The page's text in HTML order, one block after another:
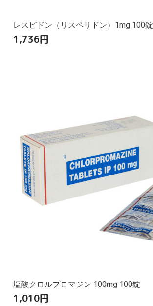
レスピドン（リスペリドン）1mg 100錠
1,736円
塩酸クロルプロマジン 100mg 100錠
1,010円